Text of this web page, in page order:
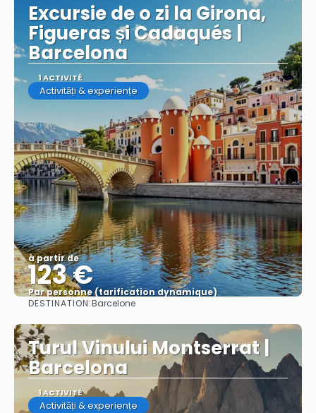
Excursie de o zi la Girona,
Figueras și Cadaqués |
Barcelona
1 ACTIVITÉ
Activități & experiențe
à partir de
123 €
Par personne (tarification dynamique)
DESTINATION:Barcelone
Turul Vinului Montserrat |
Barcelona
1 ACTIVITÉ
Activități & experiențe